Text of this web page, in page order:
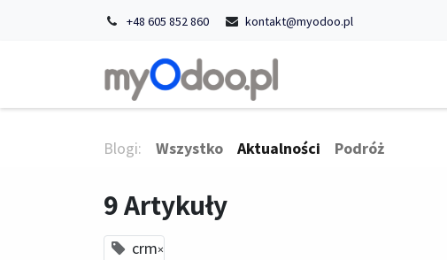
+48 605 852 860 kontakt@myodoo.pl
Blogi: Wszystko Aktualności Podróż
9 Artykuły
crm×